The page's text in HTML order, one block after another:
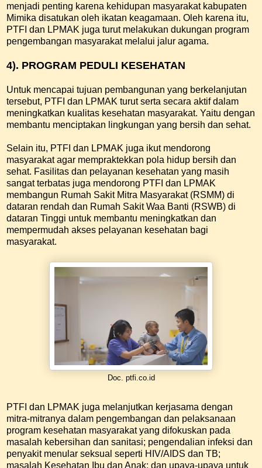
menjadi penting karena kehidupan masyarakat kabupaten
Mimika disatukan oleh ikatan keagamaan. Oleh karena itu,
PTFI dan LPMAK juga turut melakukan dukungan program
pengembangan masyarakat melalui jalur agama.
4). PROGRAM PEDULI KESEHATAN
Untuk mencapai tujuan pembangunan yang berkelanjutan
tersebut, PTFI dan LPMAK turut serta secara aktif dalam
meningkatkan kualitas kesehatan masyarakat. Yaitu dengan
membantu menciptakan lingkungan yang bersih dan sehat.
Selain itu, PTFI dan LPMAK juga ikut mendorong
masyarakat agar mempraktekkan pola hidup bersih dan
sehat. Fasilitas dan pelayanan kesehatan yang masih
sangat terbatas juga mendorong PTFI dan LPMAK
membangun Rumah Sakit Mitra Masyarakat (RSMM) di
dataran rendah dan Rumah Sakit Waa Banti (RSWB) di
dataran Tinggi untuk membantu meningkatkan dan
mempermudah akses pelayanan kesehatan bagi
masyarakat.
Doc. ptfi.co.id
PTFI dan LPMAK juga melanjutkan kerjasama dengan
mitra-mitranya dalam pengembangan dan pelaksanaan
program kesehatan masyarakat yang difokuskan pada
masalah kebersihan dan sanitasi; pengendalian infeksi dan
penyakit menular seksual seperti HIV/AIDS dan TB;
masalah Kesehatan Ibu dan Anak; dan upaya-upaya untuk